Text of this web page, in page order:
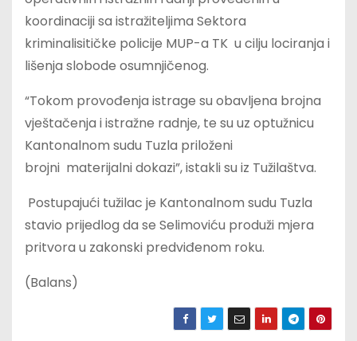
koordinaciji sa istražiteljima Sektora
kriminalisitičke policije MUP-a TK u cilju lociranja i
lišenja slobode osumnjičenog.
“Tokom provođenja istrage su obavljena brojna
vještačenja i istražne radnje, te su uz optužnicu
Kantonalnom sudu Tuzla priloženi
brojni materijalni dokazi”, istakli su iz Tužilaštva.
Postupajući tužilac je Kantonalnom sudu Tuzla
stavio prijedlog da se Selimoviću produži mjera
pritvora u zakonski predviđenom roku.
(Balans)